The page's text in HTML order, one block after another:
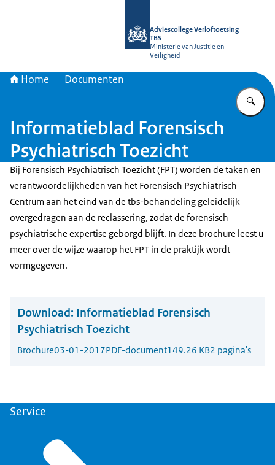
Adviescollege Verloftoetsing
TBS
Ministerie van Justitie en
Veiligheid
Home Documenten
Informatieblad Forensisch
Psychiatrisch Toezicht
Bij Forensisch Psychiatrisch Toezicht (FPT) worden de taken en
verantwoordelijkheden van het Forensisch Psychiatrisch
Centrum aan het eind van de tbs-behandeling geleidelijk
overgedragen aan de reclassering, zodat de forensisch
psychiatrische expertise geborgd blijft. In deze brochure leest u
meer over de wijze waarop het FPT in de praktijk wordt
vormgegeven.
Download: Informatieblad Forensisch
Psychiatrisch Toezicht
Brochure03-01-2017PDF-document149.26 KB2 pagina's
Service